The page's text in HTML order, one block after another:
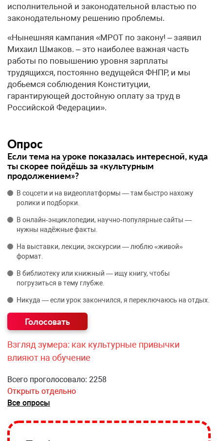
исполнительной и законодательной властью по
законодательному решению проблемы.
«Нынешняя кампания «МРОТ по закону! – заявил
Михаил Шмаков. – это наиболее важная часть
работы по повышению уровня зарплаты
трудящихся, постоянно ведущейся ФНПР, и мы
добьемся соблюдения Конституции,
гарантирующей достойную оплату за труд в
Российской Федерации».
Опрос
Если тема на уроке показалась интересной, куда
ты скорее пойдёшь за «культурным
продолжением»?
В соцсети и на видеоплатформы — там быстро нахожу
ролики и подборки.
В онлайн‑энциклопедии, научно‑популярные сайты —
нужны надёжные факты.
На выставки, лекции, экскурсии — люблю «живой»
формат.
В библиотеку или книжный — ищу книгу, чтобы
погрузиться в тему глубже.
Никуда — если урок закончился, я переключаюсь на отдых.
Взгляд зумера: как культурные привычки
влияют на обучение
Всего проголосовало: 2258
Открыть отдельно
Все опросы